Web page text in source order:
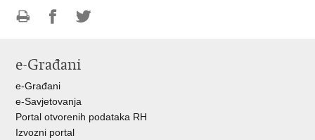
FacebookuTwitteru
e-Građani
e-Građani
e-Savjetovanja
Portal otvorenih podataka RH
Izvozni portal